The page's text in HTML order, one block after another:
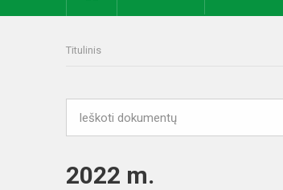
Titulinis
2022 m.